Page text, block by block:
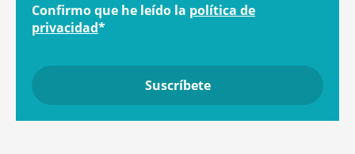
Confirmo que he leído la política de
privacidad*